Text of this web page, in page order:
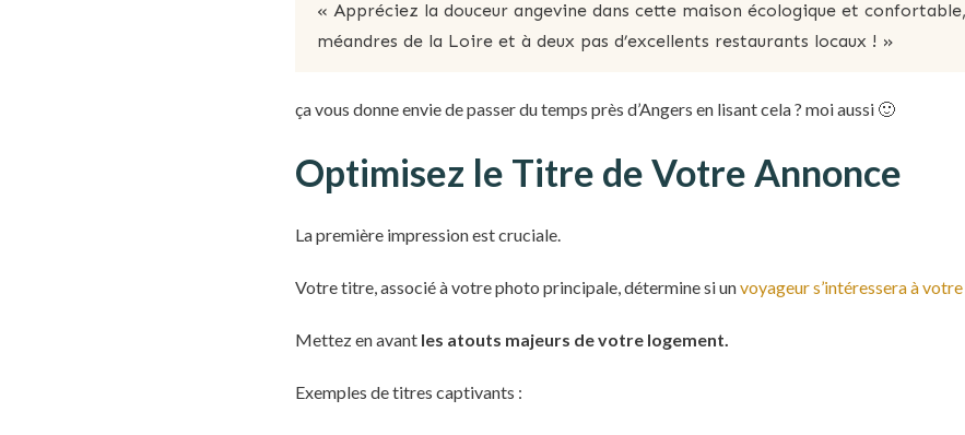
« Appréciez la douceur angevine dans cette maison écologique et
méandres de la Loire et à deux pas d’excellents restaurants locaux ! »
ça vous donne envie de passer du temps près d’Angers en lisant cela ? moi aussi 🙂
Optimisez le Titre de Votre Annonce
La première impression est cruciale.
Votre titre, associé à votre photo principale, détermine si unvoyageur s’intéressera à votre
Mettez en avant les atouts majeurs de votre logement.
Exemples de titres captivants :